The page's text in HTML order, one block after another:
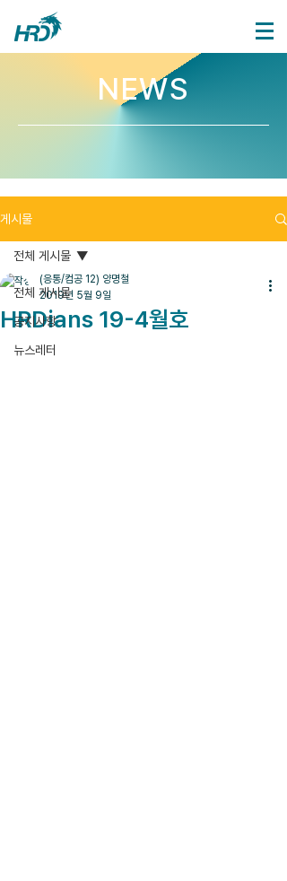
NEWS
게시물
전체 게시물
공지사항
뉴스레터
전체 게시물
HRDians 19-4월호
(응통/컴공 12) 양명철
2019년 5월 9일